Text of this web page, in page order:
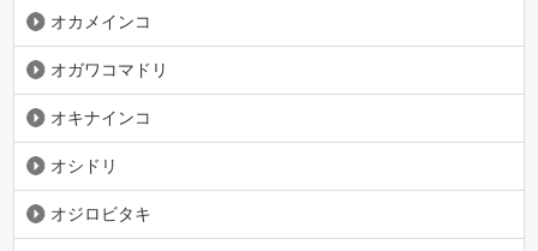
オカメインコ
オガワコマドリ
オキナインコ
オシドリ
オジロビタキ